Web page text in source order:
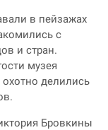
в пейзажах
с
и стран.
музея
делились
Бровкины